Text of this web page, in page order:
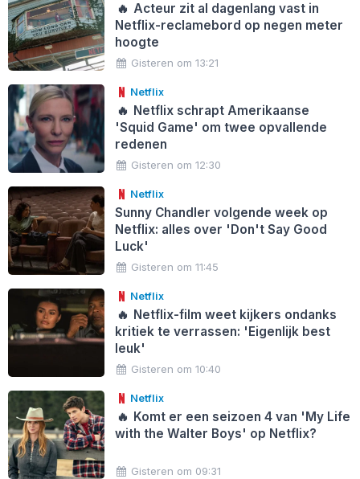
🔥 Acteur zit al dagenlang vast in
Netflix-reclamebord op negen meter
hoogte
Gisteren om 13:21
Netflix
🔥 Netflix schrapt Amerikaanse
'Squid Game' om twee opvallende
redenen
Gisteren om 12:30
Netflix
Sunny Chandler volgende week op
Netflix: alles over 'Don't Say Good
Luck'
Gisteren om 11:45
Netflix
🔥 Netflix-film weet kijkers ondanks
kritiek te verrassen: 'Eigenlijk best
leuk'
Gisteren om 10:40
Netflix
🔥 Komt er een seizoen 4 van 'My Life
with the Walter Boys' op Netflix?
Gisteren om 09:31